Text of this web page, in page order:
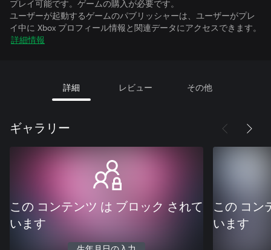
プレイ可能です。ゲームの購入が必要です。
ユーザーが起動するゲームのパブリッシャーは、ユーザーがプレ
イ中に Xbox プロフィール情報と関連データにアクセスできます。
詳細情報
詳細 レビュー その他
ギャラリー
この コンテンツ は ブロック されて
います
この コン
います